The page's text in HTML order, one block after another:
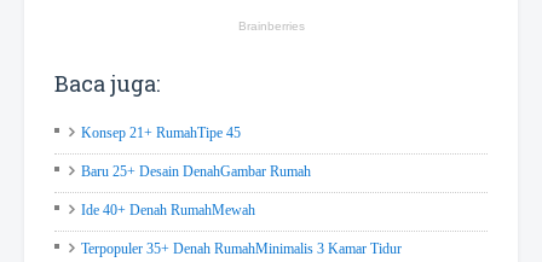
Baca juga:
Konsep 21+ RumahTipe 45
Baru 25+ Desain DenahGambar Rumah
Ide 40+ Denah RumahMewah
Terpopuler 35+ Denah RumahMinimalis 3 Kamar Tidur